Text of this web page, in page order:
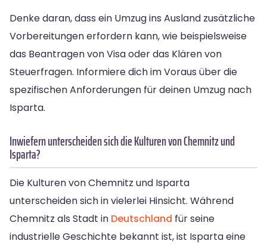
Denke daran, dass ein Umzug ins Ausland zusätzliche
Vorbereitungen erfordern kann, wie beispielsweise
das Beantragen von Visa oder das Klären von
Steuerfragen. Informiere dich im Voraus über die
spezifischen Anforderungen für deinen Umzug nach
Isparta.
Inwiefern unterscheiden sich die Kulturen von Chemnitz und
Isparta?
Die Kulturen von Chemnitz und Isparta
unterscheiden sich in vielerlei Hinsicht. Während
Chemnitz als Stadt in Deutschland für seine
industrielle Geschichte bekannt ist, ist Isparta eine